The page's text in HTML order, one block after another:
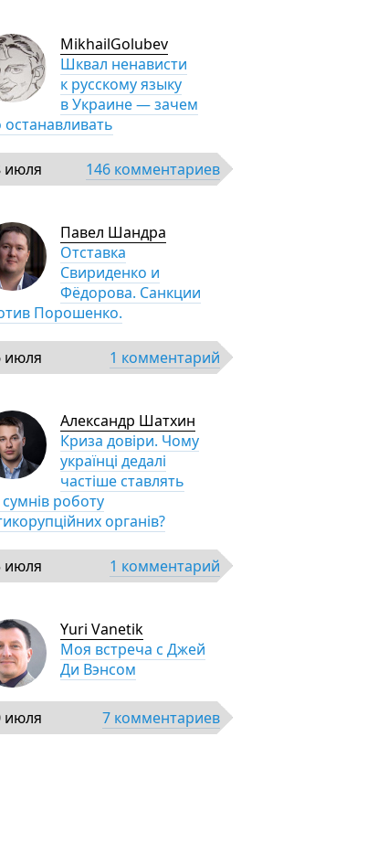
MikhailGolubev
Шквал ненависти
к русскому языку
в Украине — зачем
останавливать
июля 146 комментариев
Павел Шандра
Отставка
Свириденко и
Фёдорова. Санкции
Порошенко.
июля 1 комментарий
Александр Шатхин
Криза довіри. Чому
українці дедалі
частіше ставлять
сумнів роботу
органів?
июля 1 комментарий
Yuri Vanetik
Моя встреча с Джей
Ди Вэнсом
июля 7 комментариев